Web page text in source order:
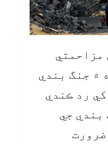
مزاحمتي
۾ جنگ بندي
رد ڪندي
بندي جي